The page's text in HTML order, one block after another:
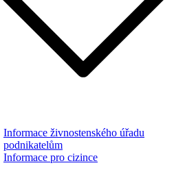
Informace živnostenského úřadu
podnikatelům
Informace pro cizince